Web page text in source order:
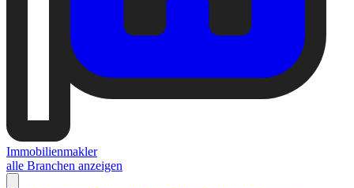
Immobilienmakler
alle Branchen anzeigen